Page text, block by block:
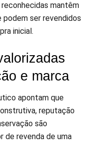
mantêm
ser revendidos
inicial.
e marca
apontam que
reputação
são
de revenda de uma